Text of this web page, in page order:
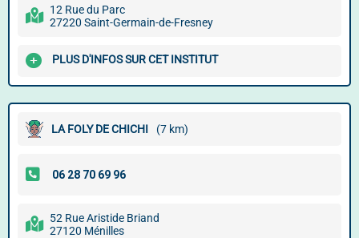
12 Rue du Parc
27220 Saint-Germain-de-Fresney
PLUS D'INFOS SUR CET INSTITUT
LA FOLY DE CHICHI (7 km)
52 Rue Aristide Briand
27120 Ménilles